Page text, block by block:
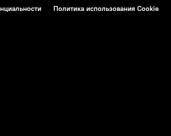
Политика использования Cookie